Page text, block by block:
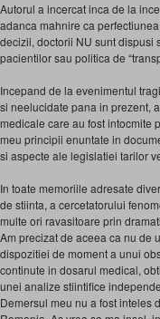
Autorul a incercat inca de la
adanca mahnire ca
decizii, doctorii NU sunt dispusi
pacientilor sau politica de
Incepand de la evenimentul
si neelucidate pana in prezent,
medicale care au fost intocmite
meu principii enuntate in
si aspecte ale legislatiei tarilor
In toate memoriile adresate
de stiinta, a cercetatorului
multe ori ravasitoare prin
Am precizat de aceea ca nu de
dispozitiei de moment a unui
continute in dosarul medical,
unei analize stiintifice
Demersul meu nu a fost inteles